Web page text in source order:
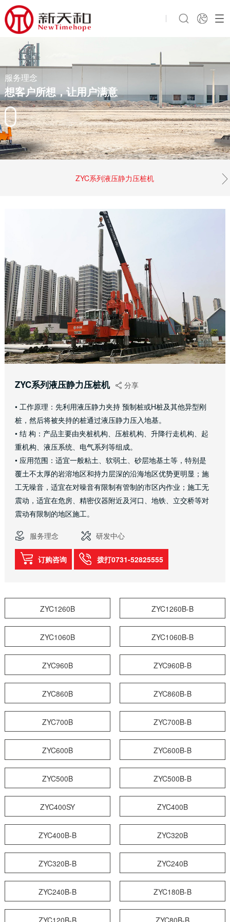
服务理念
想客户所想，让用户满意
ZYC系列液压静力压桩机
ZYC系列液压静力压桩机  分享
• 工作原理：先利用液压静力夹持 预制桩或H桩及其他异型刚
桩，然后将被夹持的桩通过液压静力压入地基。
• 结 构：产品主要由夹桩机构、压桩机构、升降行走机构、起
重机构、液压系统、电气系列等组成。
• 应用范围：适宜一般粘土、软弱土、砂层地基土等，特别是
覆土不太厚的岩溶地区和持力层深的沿海地区优势更明显；施
工无噪音，适宜在对噪音有限制有管制的市区内作业；施工无
震动，适宜在危房、精密仪器附近及河口、地铁、立交桥等对
震动有限制的地区施工。
服务理念 研发中心
订购咨询 拨打0731-52825555
ZYC1260B ZYC1260B-B
ZYC1060B ZYC1060B-B
ZYC960B ZYC960B-B
ZYC860B ZYC860B-B
ZYC700B ZYC700B-B
ZYC600B ZYC600B-B
ZYC500B ZYC500B-B
ZYC400SY ZYC400B
ZYC400B-B ZYC320B
ZYC320B-B ZYC240B
ZYC240B-B ZYC180B-B